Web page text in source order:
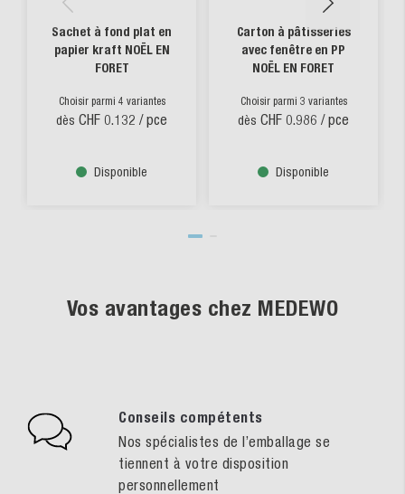
Sachet à fond plat en
papier kraft NOËL EN
FORET
Choisir parmi 4 variantes
dès CHF 0.132 / pce
Disponible
Carton à pâtisseries
avec fenêtre en PP
NOËL EN FORET
Choisir parmi 3 variantes
dès CHF 0.986 / pce
Disponible
Vos avantages chez MEDEWO
Conseils compétents
Nos spécialistes de l’emballage se
tiennent à votre disposition
personnellement